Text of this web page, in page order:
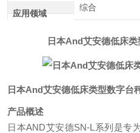
应用领域
综合
日本And艾安德低床
日本And艾安德低床类型数字台
产品概述
日本AND艾安德SN-L系列是专